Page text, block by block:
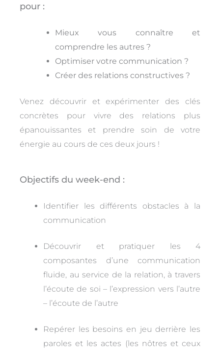
pour :
Mieux vous connaître et
comprendre les autres ?
Optimiser votre communication ?
Créer des relations constructives ?
Venez découvrir et expérimenter des clés
concrètes pour vivre des relations plus
épanouissantes et prendre soin de votre
énergie au cours de ces deux jours !
Objectifs du week-end :
Identifier les différents obstacles à la
communication
Découvrir et pratiquer les 4
composantes d’une communication
fluide, au service de la relation, à travers
l’écoute de soi – l’expression vers l’autre
– l’écoute de l’autre
Repérer les besoins en jeu derrière les
paroles et les actes (les nôtres et ceux